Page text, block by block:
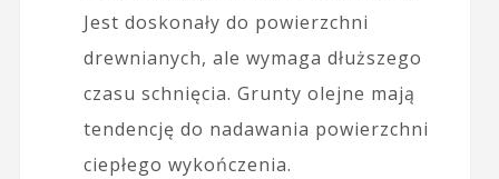
Jest doskonały do powierzchni
drewnianych, ale wymaga dłuższego
czasu schnięcia. Grunty olejne mają
tendencję do nadawania powierzchni
ciepłego wykończenia.